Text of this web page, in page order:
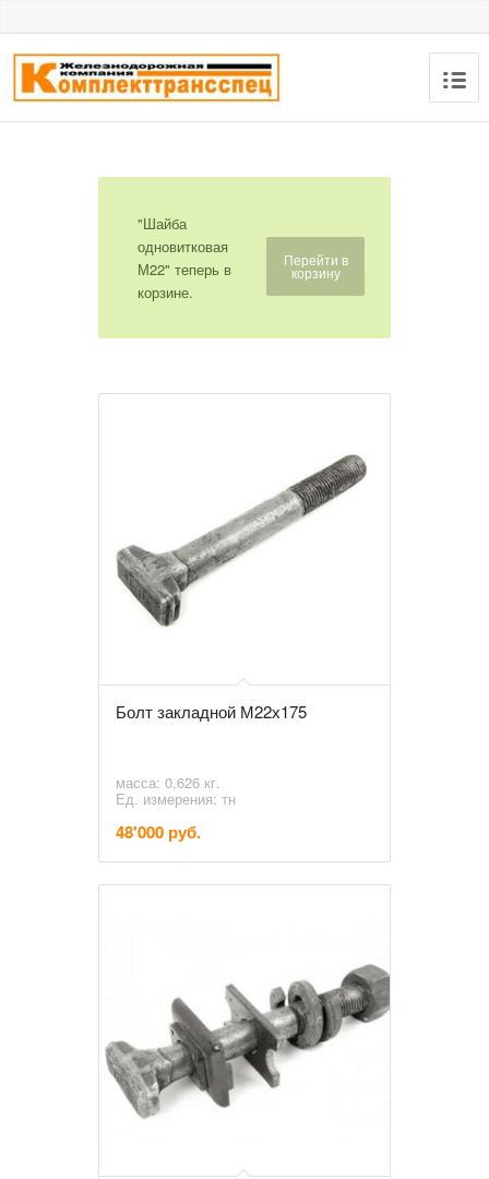
Перейти в
корзину
"Шайба
одновитковая
М22" теперь в
корзине.
Болт закладной М22х175
масса: 0,626 кг.
Ед. измерения: тн
48'000 руб.